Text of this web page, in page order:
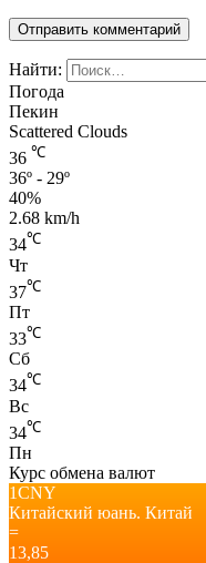
Найти:
Погода
Пекин
Scattered Clouds
36 ℃
36º - 29º
40%
2.68 km/h
34℃
Чт
37℃
Пт
33℃
Сб
34℃
Вс
34℃
Пн
Курс обмена валют
1CNY
Китайский юань. Китай
=
13,85